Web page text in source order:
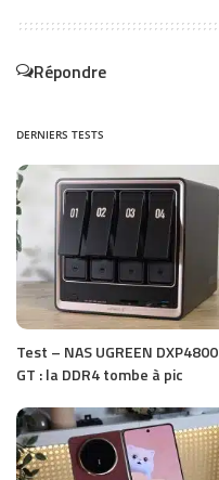
Répondre
DERNIERS TESTS
Test – NAS UGREEN DXP4800
GT : la DDR4 tombe à pic